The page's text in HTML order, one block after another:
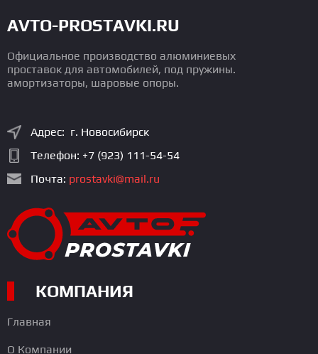
AVTO-PROSTAVKI.RU
Официальное производство алюминиевых
проставок для автомобилей, под пружины.
амортизаторы, шаровые опоры.
Адрес: г. Новосибирск
Телефон: +7 (923) 111-54-54
Почта: prostavki@mail.ru
КОМПАНИЯ
Главная
О Компании